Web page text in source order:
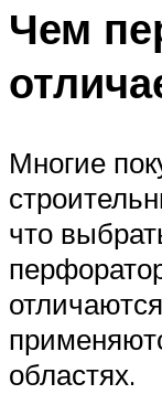
Чем
Многие
что
областях.